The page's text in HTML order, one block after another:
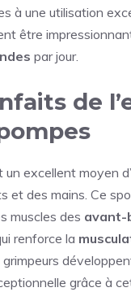
à une utilisation
être
par jour.
de
un excellent moyen
et des mains. Ce
muscles des avant-
renforce la
grimpeurs
grâce à